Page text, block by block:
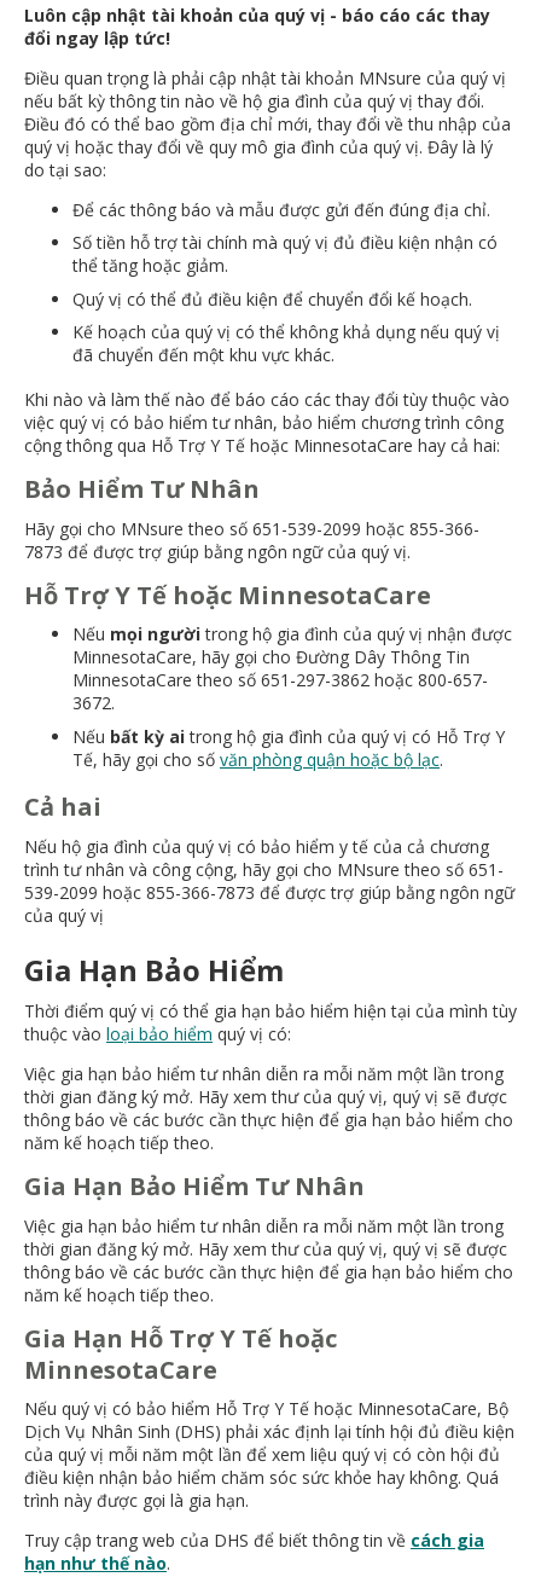
move
to
menus.
Luôn cập nhật tài khoản của quý vị - báo cáo các thay
đổi ngay lập tức!
Điều quan trọng là phải cập nhật tài khoản MNsure của quý vị
nếu bất kỳ thông tin nào về hộ gia đình của quý vị thay đổi.
Điều đó có thể bao gồm địa chỉ mới, thay đổi về thu nhập của
quý vị hoặc thay đổi về quy mô gia đình của quý vị. Đây là lý
do tại sao:
Để các thông báo và mẫu được gửi đến đúng địa chỉ.
Số tiền hỗ trợ tài chính mà quý vị đủ điều kiện nhận có
thể tăng hoặc giảm.
Quý vị có thể đủ điều kiện để chuyển đổi kế hoạch.
Kế hoạch của quý vị có thể không khả dụng nếu quý vị
đã chuyển đến một khu vực khác.
Khi nào và làm thế nào để báo cáo các thay đổi tùy thuộc vào
việc quý vị có bảo hiểm tư nhân, bảo hiểm chương trình công
cộng thông qua Hỗ Trợ Y Tế hoặc MinnesotaCare hay cả hai:
Bảo Hiểm Tư Nhân
Hãy gọi cho MNsure theo số 651-539-2099 hoặc 855-366-
7873 để được trợ giúp bằng ngôn ngữ của quý vị.
Hỗ Trợ Y Tế hoặc MinnesotaCare
Nếu mọi ngườitrong hộ gia đình của quý vị nhận được
MinnesotaCare, hãy gọi cho Đường Dây Thông Tin
MinnesotaCare theo số 651-297-3862 hoặc 800-657-
3672.
Nếu bất kỳ aitrong hộ gia đình của quý vị có Hỗ Trợ Y
Tế, hãy gọi cho số văn phòng quận hoặc bộ lạc.
Cả hai
Nếu hộ gia đình của quý vị có bảo hiểm y tế của cả chương
trình tư nhân và công cộng, hãy gọi cho MNsure theo số 651-
539-2099 hoặc 855-366-7873 để được trợ giúp bằng ngôn ngữ
của quý vị
Gia Hạn Bảo Hiểm
Thời điểm quý vị có thể gia hạn bảo hiểm hiện tại của mình tùy
thuộc vào loại bảo hiểm quý vị có:
Việc gia hạn bảo hiểm tư nhân diễn ra mỗi năm một lần trong
thời gian đăng ký mở. Hãy xem thư của quý vị, quý vị sẽ được
thông báo về các bước cần thực hiện để gia hạn bảo hiểm cho
năm kế hoạch tiếp theo.
Gia Hạn Bảo Hiểm Tư Nhân
Việc gia hạn bảo hiểm tư nhân diễn ra mỗi năm một lần trong
thời gian đăng ký mở. Hãy xem thư của quý vị, quý vị sẽ được
thông báo về các bước cần thực hiện để gia hạn bảo hiểm cho
năm kế hoạch tiếp theo.
Gia Hạn Hỗ Trợ Y Tế hoặc
MinnesotaCare
Nếu quý vị có bảo hiểm Hỗ Trợ Y Tế hoặc MinnesotaCare, Bộ
Dịch Vụ Nhân Sinh (DHS) phải xác định lại tính hội đủ điều kiện
của quý vị mỗi năm một lần để xem liệu quý vị có còn hội đủ
điều kiện nhận bảo hiểm chăm sóc sức khỏe hay không. Quá
trình này được gọi là gia hạn.
Truy cập trang web của DHS để biết thông tin về cách gia
hạn như thế nào.